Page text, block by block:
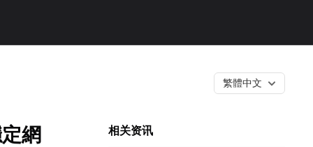
繁體中文
網 相关资讯